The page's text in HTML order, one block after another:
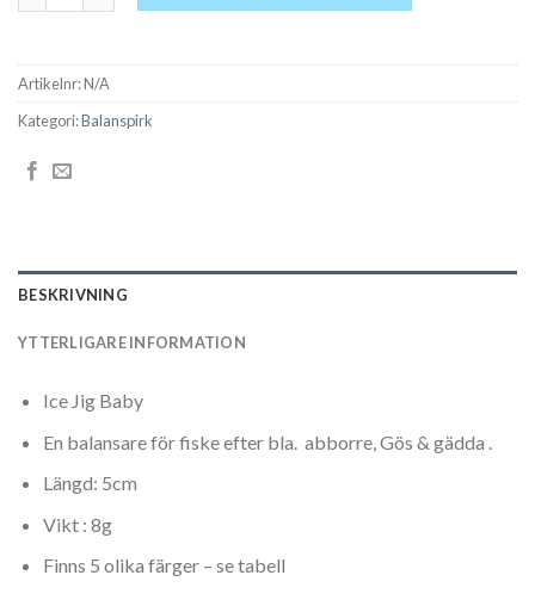
Artikelnr:N/A
Kategori:Balanspirk
BESKRIVNING
YTTERLIGARE INFORMATION
Ice Jig Baby
En balansare för fiske efter bla. abborre, Gös & gädda .
Längd: 5cm
Vikt : 8g
Finns 5 olika färger – se tabell